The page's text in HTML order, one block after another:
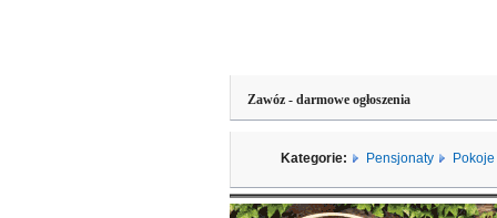
Zawóz - darmowe ogłoszenia
Kategorie: Pensjonaty Pokoje